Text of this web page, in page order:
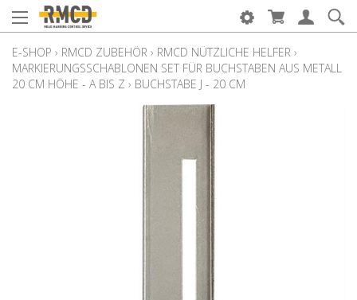
E-SHOP › RMCD ZUBEHÖR › RMCD NÜTZLICHE HELFER ›
MARKIERUNGSSCHABLONEN SET FÜR BUCHSTABEN AUS METALL
20 CM HÖHE - A BIS Z › BUCHSTABE J - 20 CM